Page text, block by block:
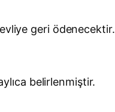
geri ödenecektir.
belirlenmiştir.